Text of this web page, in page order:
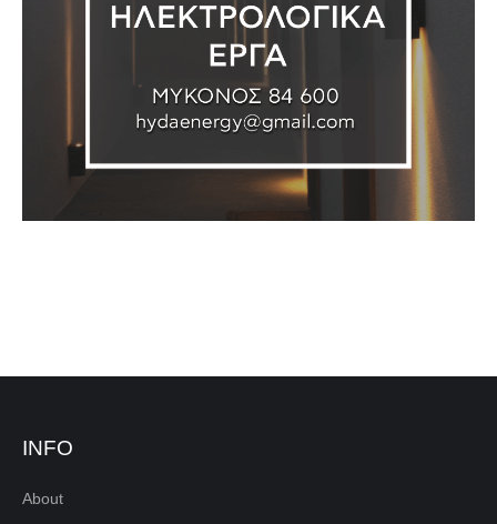
INFO
About